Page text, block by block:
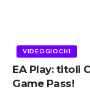
VIDEOGIOCHI
EA Play: titoli
Game Pass!